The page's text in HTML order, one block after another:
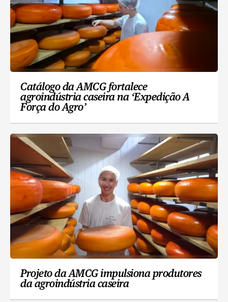
Catálogo da AMCG fortalece
agroindústria caseira na ‘Expedição A
Força do Agro’
Projeto da AMCG impulsiona produtores
da agroindústria caseira